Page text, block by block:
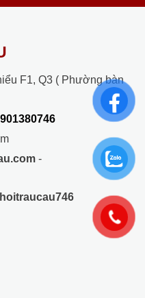
F1, Q3 ( Phường bàn
-